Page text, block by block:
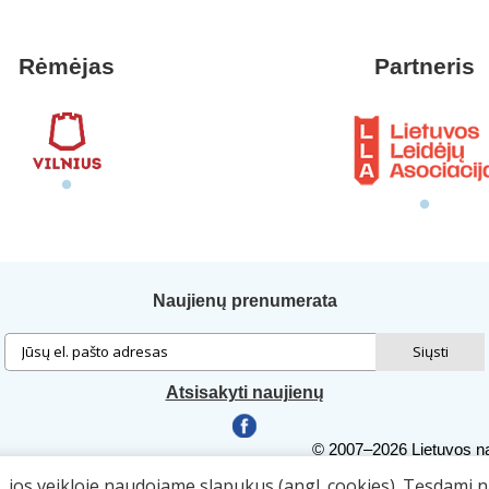
Rėmėjas Partneris
Naujienų prenumerata
Atsisakyti naujienų
© 2007–2026 Lietuvos